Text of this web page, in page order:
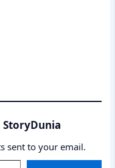
sent to your email.